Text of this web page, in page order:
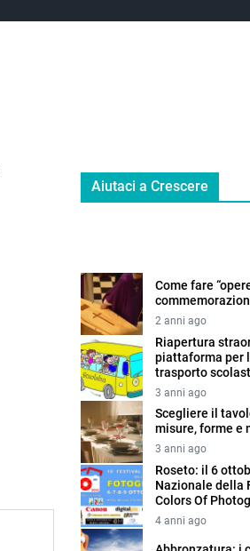
Aiutaci a Crescere
Come fare
2 anni ago
Riapertura
piattaforma per
trasporto
3 anni ago
Scegliere il
misure, forme e
3 anni ago
Roseto: il 6
Nazionale della
Colors Of
4 anni ago